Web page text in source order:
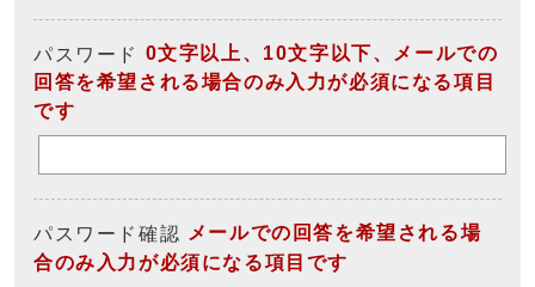
パスワード 0文字以上、10文字以下、メールでの
回答を希望される場合のみ入力が必須になる項目
です
パスワード確認 メールでの回答を希望される場
合のみ入力が必須になる項目です